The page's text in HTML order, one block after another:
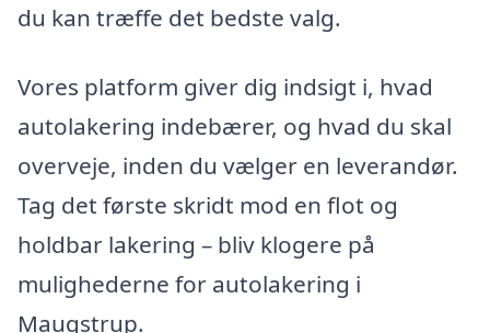
du kan træffe det bedste valg.
Vores platform giver dig indsigt i, hvad
autolakering indebærer, og hvad du skal
overveje, inden du vælger en leverandør.
Tag det første skridt mod en flot og
holdbar lakering – bliv klogere på
mulighederne for autolakering i
Maugstrup.